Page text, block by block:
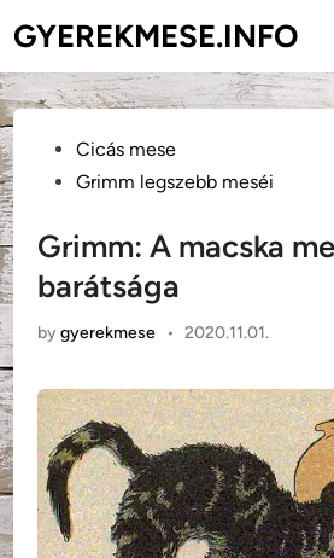
to
content
GYEREKMESE.INFO
PostedCicás mese
Grimm legszebb meséi
Grimm: A macska
barátsága
bygyerekmese • 2020.11.01.